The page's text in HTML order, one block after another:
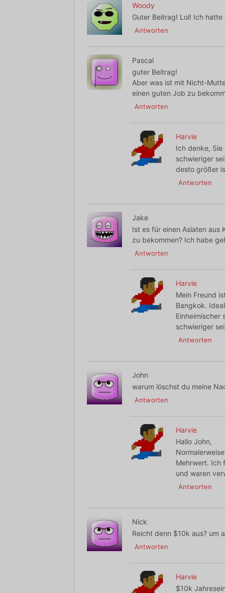
Woody
Guter Beitrag! Lol! Ich
Antworten
Pascal
guter Beitrag!
Aber was ist mit Nicht-
einen guten Job zu
Antworten
Harvie
Ich denke,
schwieriger
desto größer
Antworten
Jake
Ist es für einen Asiaten aus
zu bekommen? Ich habe
Antworten
Harvie
Mein Freund
Bangkok.
Einheimischer
schwieriger
Antworten
John
warum löschst du meine
Antworten
Harvie
Hallo John,
Mehrwert. Ich
und waren
Antworten
Nick
Reicht denn $10k aus? um
Antworten
Harvie
$10k